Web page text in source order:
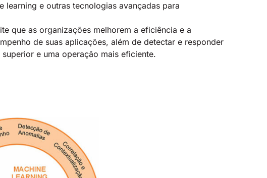
e outras tecnologias avançadas para
que as organizações melhorem a eficiência e a
de suas aplicações, além de detectar e responder
e uma operação mais eficiente.